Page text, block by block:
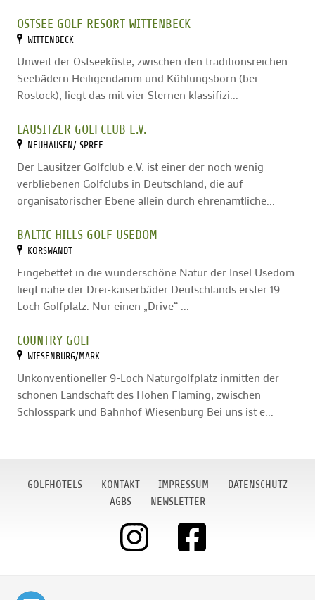
OSTSEE GOLF RESORT WITTENBECK
WITTENBECK
Unweit der Ostseeküste, zwischen den traditionsreichen
Seebädern Heiligendamm und Kühlungsborn (bei
Rostock), liegt das mit vier Sternen klassifizi...
LAUSITZER GOLFCLUB E.V.
NEUHAUSEN/ SPREE
Der Lausitzer Golfclub e.V. ist einer der noch wenig
verbliebenen Golfclubs in Deutschland, die auf
organisatorischer Ebene allein durch ehrenamtliche...
BALTIC HILLS GOLF USEDOM
KORSWANDT
Eingebettet in die wunderschöne Natur der Insel Usedom
liegt nahe der Drei-kaiserbäder Deutschlands erster 19
Loch Golfplatz. Nur einen „Drive“ ...
COUNTRY GOLF
WIESENBURG/MARK
Unkonventioneller 9-Loch Naturgolfplatz inmitten der
schönen Landschaft des Hohen Fläming, zwischen
Schlosspark und Bahnhof Wiesenburg Bei uns ist e...
GOLFHOTELS KONTAKT IMPRESSUM
DATENSCHUTZ
AGBS
NEWSLETTER